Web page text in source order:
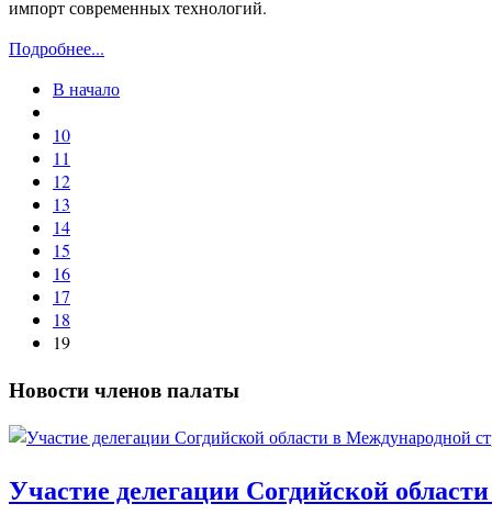
импорт современных технологий.
Подробнее...
В начало
10
11
12
13
14
15
16
17
18
19
Новости членов палаты
Участие делегации Согдийской